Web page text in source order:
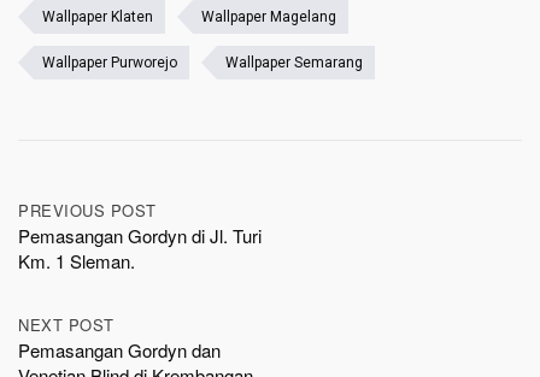
Wallpaper Klaten Wallpaper Magelang
Wallpaper Purworejo Wallpaper Semarang
Post
navigation
PREVIOUS POST
Pemasangan Gordyn di Jl. Turi
Km. 1 Sleman.
NEXT POST
Pemasangan Gordyn dan